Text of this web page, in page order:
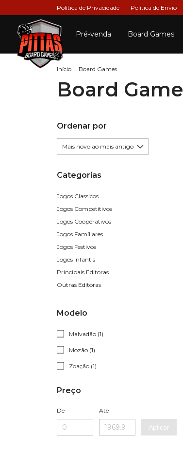
Política de Privacidade Política de Envio
Pré-venda Board Games
Início . Board Games
Board
Ordenar por
Categorias
Jogos Classicos
Jogos Competitivos
Jogos Cooperativos
Jogos Famíliares
Jogos Festivos
Jogos Infantis
Principais Editoras
Outras Editoras
Modelo
Malvadão (1)
Mozão (1)
Zoação (1)
Preço
De Até
Aplicar